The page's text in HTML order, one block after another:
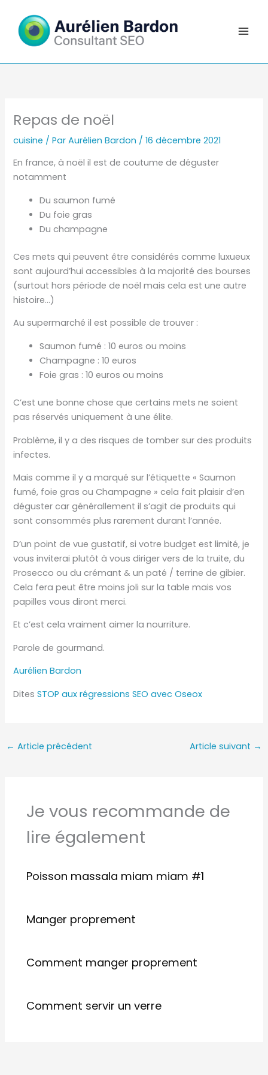
contenu
Repas de noël
cuisine / ParAurélien Bardon /16 décembre 2021
En france, à noël il est de coutume de déguster
notamment
Du saumon fumé
Du foie gras
Du champagne
Ces mets qui peuvent être considérés comme luxueux
sont aujourd’hui accessibles à la majorité des bourses
(surtout hors période de noël mais cela est une autre
histoire…)
Au supermarché il est possible de trouver :
Saumon fumé : 10 euros ou moins
Champagne : 10 euros
Foie gras : 10 euros ou moins
C’est une bonne chose que certains mets ne soient
pas réservés uniquement à une élite.
Problème, il y a des risques de tomber sur des produits
infectes.
Mais comme il y a marqué sur l’étiquette « Saumon
fumé, foie gras ou Champagne » cela fait plaisir d’en
déguster car générallement il s’agit de produits qui
sont consommés plus rarement durant l’année.
D’un point de vue gustatif, si votre budget est limité, je
vous inviterai plutôt à vous diriger vers de la truite, du
Prosecco ou du crémant & un paté / terrine de gibier.
Cela fera peut être moins joli sur la table mais vos
papilles vous diront merci.
Et c’est cela vraiment aimer la nourriture.
Parole de gourmand.
Aurélien Bardon
DitesSTOP aux régressions SEO avec Oseox
← Article précédent Article suivant →
Je vous recommande de
lire également
Poisson massala miam miam #1
Manger proprement
Comment manger proprement
Comment servir un verre